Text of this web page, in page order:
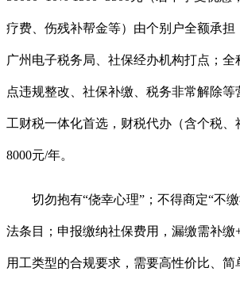
疗费、伤残补帮金等）由个别户全额承担
广州电子税务局、社保经办机构打点；
点违规整改、社保补缴、税务非常解除等
工财税一体化首选，财税代办（含个税、
8000元/年。
切勿抱有“侥幸心理”；不得商定“不缴
法条目；申报缴纳社保费用，漏缴需补缴
用工类型的合规要求，需要高性价比、简